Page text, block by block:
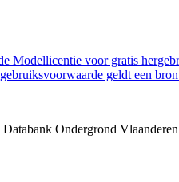
Modellicentie voor gratis
geldt een
Ondergrond